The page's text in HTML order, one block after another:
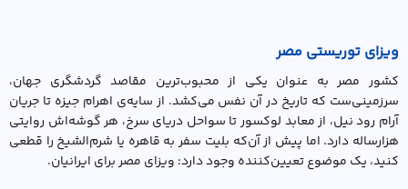
ویزای توریستی مصر
کشور مصر به عنوان یکی از محبوب‌ترین مقاصد گردشگری جهان،
سرزمینی‌ست که تاریخ در آن نفس می‌کشد. از سایه‌ی اهرام جیزه تا جریان
آرام رود نیل، از معابد لوکسور تا سواحل دریای سرخ، هر گوشه‌اش روایتی
هزارساله دارد. اما پیش از آن‌که بلیت سفر به قاهره یا شرم‌الشیخ را قطعی
کنید، یک موضوع تعیین‌کننده وجود دارد: ویزای مصر برای ایرانیان.